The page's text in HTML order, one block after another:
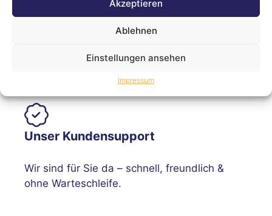
Akzeptieren
Ablehnen
Einstellungen ansehen
Impressum
Bieten, Gewinnen
und Sparen - immer
Bei uns läuft’s fair &
easy – geprüfte
Schnäppchen.
Unser Kundensupport
Wir sind für Sie da – schnell, freundlich &
ohne Warteschleife.